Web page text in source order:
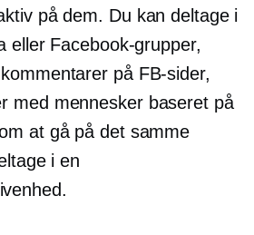
på dem. Du kan deltage i
eller Facebook-grupper,
på FB-sider,
med mennesker baseret på
at gå på det samme
i en